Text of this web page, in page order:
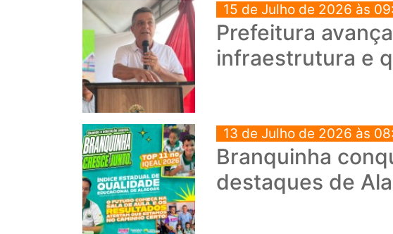
15 de Julho de 2026 às
Prefeitura
infraestrutura e
13 de Julho de 2026 às
Branquinha
destaques de